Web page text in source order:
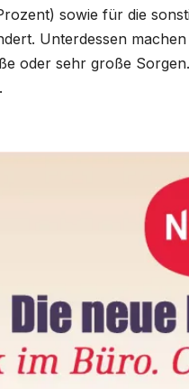
sowie für die
Unterdessen
oder sehr große